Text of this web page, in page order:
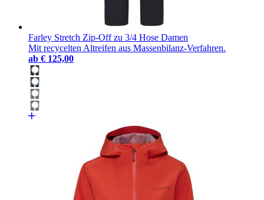
Farley Stretch Zip-Off zu 3/4 Hose Damen
Mit recycelten Altreifen aus Massenbilanz-Verfahren.
ab € 125,00